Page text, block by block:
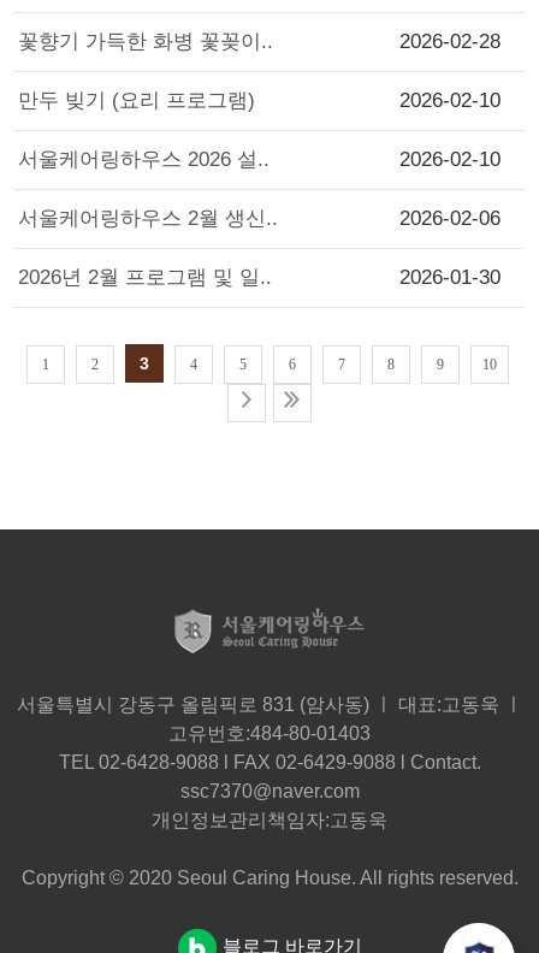
꽃향기 가득한 화병 꽃꽂이.. 2026-02-28
만두 빚기 (요리 프로그램) 2026-02-10
서울케어링하우스 2026 설.. 2026-02-10
서울케어링하우스 2월 생신.. 2026-02-06
2026년 2월 프로그램 및 일.. 2026-01-30
1 2 3 4 5 6 7 8 9 10
서울특별시 강동구 올림픽로 831 (암사동) ㅣ 대표:고동욱 ㅣ
고유번호:484-80-01403
TEL 02-6428-9088 l FAX 02-6429-9088 l Contact.
ssc7370@naver.com
개인정보관리책임자:고동욱
Copyright © 2020 Seoul Caring House. All rights reserved.
블로그 바로가기